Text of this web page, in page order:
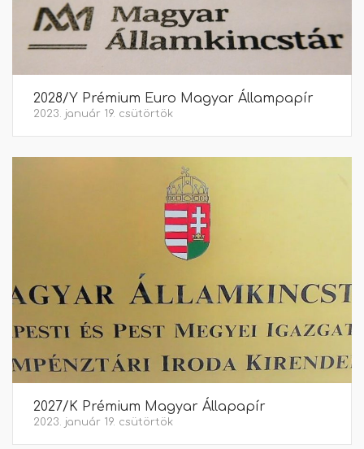
2028/Y Prémium Euro Magyar Állampapír
2023. január 19. csütörtök
2027/K Prémium Magyar Állapapír
2023. január 19. csütörtök